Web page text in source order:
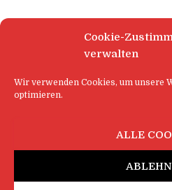
Cookie-
verwalten
Wir verwenden Cookies, um unsere
optimieren.
ALLE